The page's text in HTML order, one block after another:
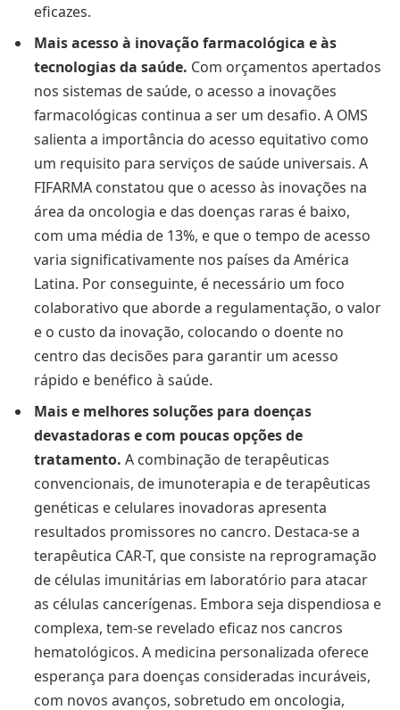
eficazes.
Mais acesso à inovação farmacológica e às
tecnologias da saúde. Com orçamentos apertados
nos sistemas de saúde, o acesso a inovações
farmacológicas continua a ser um desafio. A OMS
salienta a importância do acesso equitativo como
um requisito para serviços de saúde universais. A
FIFARMA constatou que o acesso às inovações na
área da oncologia e das doenças raras é baixo,
com uma média de 13%, e que o tempo de acesso
varia significativamente nos países da América
Latina. Por conseguinte, é necessário um foco
colaborativo que aborde a regulamentação, o valor
e o custo da inovação, colocando o doente no
centro das decisões para garantir um acesso
rápido e benéfico à saúde.
Mais e melhores soluções para doenças
devastadoras e com poucas opções de
tratamento. A combinação de terapêuticas
convencionais, de imunoterapia e de terapêuticas
genéticas e celulares inovadoras apresenta
resultados promissores no cancro. Destaca-se a
terapêutica CAR-T, que consiste na reprogramação
de células imunitárias em laboratório para atacar
as células cancerígenas. Embora seja dispendiosa e
complexa, tem-se revelado eficaz nos cancros
hematológicos. A medicina personalizada oferece
esperança para doenças consideradas incuráveis,
com novos avanços, sobretudo em oncologia,